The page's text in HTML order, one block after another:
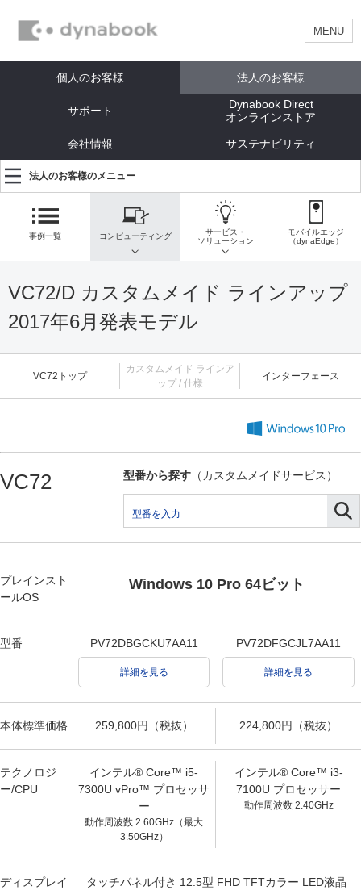
MENU
個人のお客様 法人のお客様
サポート
Dynabook Direct
オンラインストア
会社情報 サステナビリティ
法人のお客様のメニュー
事例一覧 コンピューティング
サービス・
ソリューション
モバイルエッジ
（dynaEdge）
VC72/D カスタムメイド ラインアップ
2017年6月発表モデル
VC72トップ
カスタムメイド ラインア
ップ / 仕様
インターフェース
VC72 型番から探す （カスタムメイドサービス）
プレインスト
ールOS
Windows 10 Pro 64ビット
型番 PV72DBGCKU7AA11
詳細を見る
PV72DFGCJL7AA11
詳細を見る
本体標準価格 259,800円（税抜） 224,800円（税抜）
テクノロジ
ー/CPU
インテル® Core™ i5-
7300U vPro™ プロセッサ
ー
動作周波数 2.60GHz（最大
3.50GHz）
インテル® Core™ i3-
7100U プロセッサー
動作周波数 2.40GHz
ディスプレイ
タッチパネル付き 12.5型 FHD TFTカラー LED液晶